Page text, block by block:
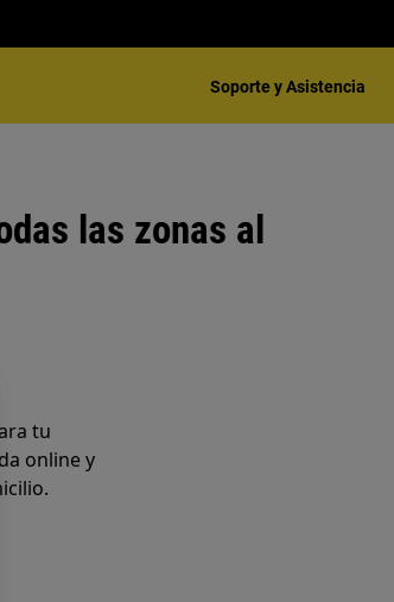
Soporte y Asistencia
las zonas al
tu
online y